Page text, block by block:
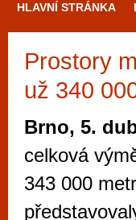
HLAVNÍ STRÁNKA
Prostory
už 340
Brno, 5.
celková
343 000
Mimo jiné je